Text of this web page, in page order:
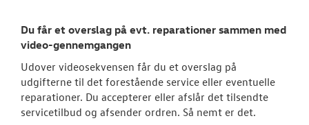
Fælgerep
Du får et overslag på evt. reparationer sammen med
video-gennemgangen
Udover videosekvensen får du et overslag på
udgifterne til det forestående service eller eventuelle
reparationer. Du accepterer eller afslår det tilsendte
servicetilbud og afsender ordren. Så nemt er det.